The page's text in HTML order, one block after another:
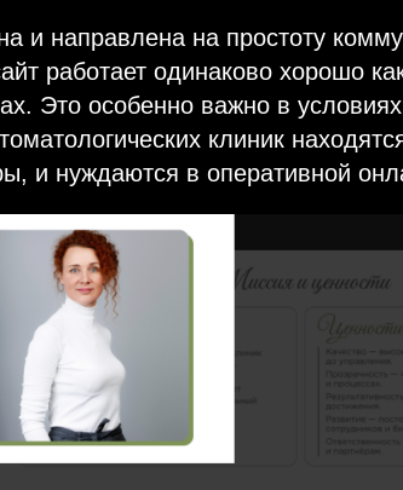
и направлена на простоту
работает одинаково хорошо
Это особенно важно в условиях
клиник
и нуждаются в оперативной